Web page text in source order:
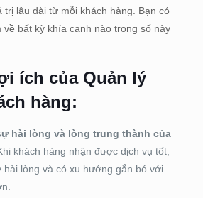
trị lâu dài từ mỗi khách hàng. Bạn có
về bất kỳ khía cạnh nào trong số này
ích của Quản lý
hàng:
hài lòng và lòng trung thành của
khách hàng nhận được dịch vụ tốt,
hài lòng và có xu hướng gắn bó với